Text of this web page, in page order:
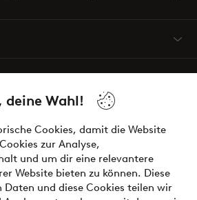
deine Wahl!
Cookies, damit die Website
zur Analyse,
und um dir eine relevantere
Website bieten zu können. Diese
Daten und diese Cookies teilen wir